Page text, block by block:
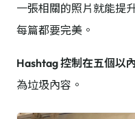
一張相關的照片就能提
每篇都要完美。
Hashtag 控制在五個以
為垃圾內容。